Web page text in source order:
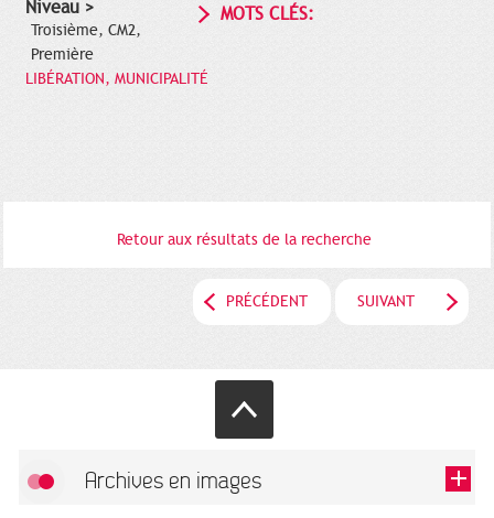
Niveau >
Troisième, CM2,
Première
MOTS CLÉS:
LIBÉRATION, MUNICIPALITÉ
Retour aux résultats de la recherche
PRÉCÉDENT SUIVANT
Archives en images